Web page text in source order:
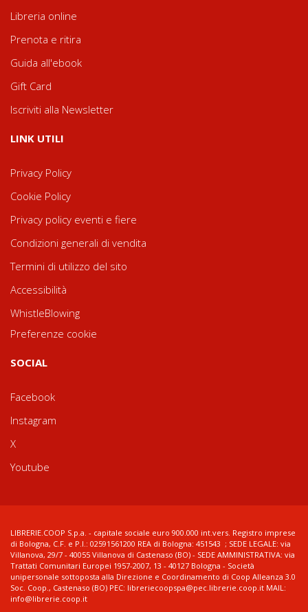
Libreria online
Prenota e ritira
Guida all'ebook
Gift Card
Iscriviti alla Newsletter
LINK UTILI
Privacy Policy
Cookie Policy
Privacy policy eventi e fiere
Condizioni generali di vendita
Termini di utilizzo del sito
Accessibilità
WhistleBlowing
Preferenze cookie
SOCIAL
Facebook
Instagram
X
Youtube
LIBRERIE.COOP S.p.a. - capitale sociale euro 900.000 int.vers. Registro imprese
di Bologna, C.F. e P.I.: 02591561200 REA di Bologna: 451543 ; SEDE LEGALE: via
Villanova, 29/7 - 40055 Villanova di Castenaso (BO) - SEDE AMMINISTRATIVA: via
Trattati Comunitari Europei 1957-2007, 13 - 40127 Bologna - Società
unipersonale sottoposta alla Direzione e Coordinamento di Coop Alleanza 3.0
Soc. Coop., Castenaso (BO) PEC: libreriecoopspa@pec.librerie.coop.it MAIL:
info@librerie.coop.it